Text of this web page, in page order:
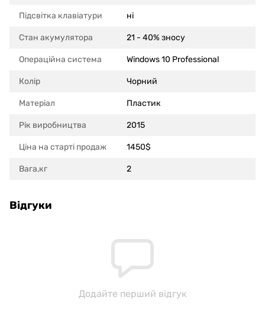
Підсвітка клавіатури ні
Стан акумулятора 21 - 40% зносу
Операційна система Windows 10 Professional
Колір Чорний
Матеріал Пластик
Рік виробництва 2015
Ціна на старті продаж 1450$
Вага,кг 2
Відгуки
Додайте перший відгук